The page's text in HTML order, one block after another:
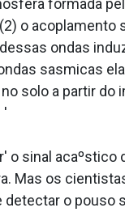
formada
o acoplamento
ondas
sa­smicas
solo a partir do
'
o sinal acaºstico
Mas os
detectar o pouso